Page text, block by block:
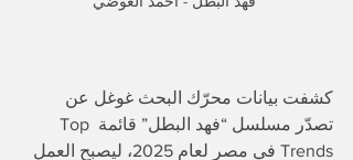
كشفت بيانات محرّك البحث غوغل عن
تصدّر مسلسل “فهد البطل” قائمة Top
Trends في مصر لعام 2025، ليصبح العمل